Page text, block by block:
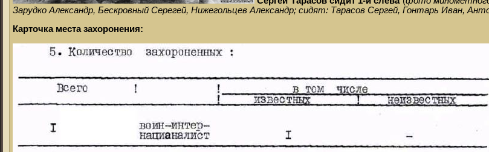
Зарудко Александр, Бескровный Серегей, Нижегольцев Александр; сидят: Тарасов Сергей, Гонтарь Иван,
Карточка места захоронения: